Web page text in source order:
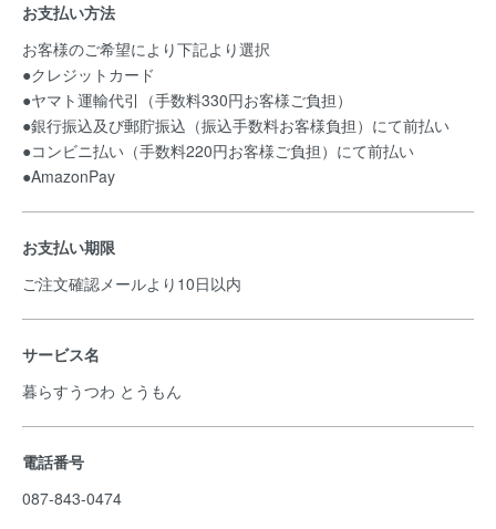
お支払い方法
お客様のご希望により下記より選択
●クレジットカード
●ヤマト運輸代引（手数料330円お客様ご負担）
●銀行振込及び郵貯振込（振込手数料お客様負担）にて前払い
●コンビニ払い（手数料220円お客様ご負担）にて前払い
●AmazonPay
お支払い期限
ご注文確認メールより10日以内
サービス名
暮らすうつわ とうもん
電話番号
087-843-0474